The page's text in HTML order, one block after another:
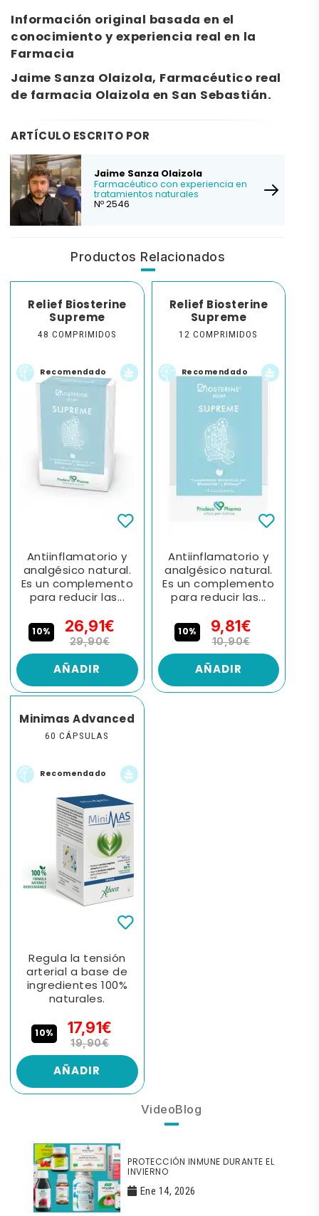
Información original basada en el
conocimiento y experiencia real en la
Farmacia
Jaime Sanza Olaizola, Farmacéutico real
de farmacia Olaizola en San Sebastián.
ARTÍCULO ESCRITO POR
Jaime Sanza Olaizola
Farmacéutico con experiencia en
tratamientos naturales
Nº 2546
Productos Relacionados
Relief Biosterine
Supreme
48 COMPRIMIDOS
Recomendado
Antiinflamatorio y
analgésico natural.
Es un complemento
para reducir las...
10% 26,91€
29,90€
AÑADIR
Relief Biosterine
Supreme
12 COMPRIMIDOS
Recomendado
Antiinflamatorio y
analgésico natural.
Es un complemento
para reducir las...
10% 9,81€
10,90€
AÑADIR
Minimas Advanced
60 CÁPSULAS
Recomendado
Regula la tensión
arterial a base de
ingredientes 100%
naturales.
10% 17,91€
19,90€
AÑADIR
VideoBlog
PROTECCIÓN INMUNE DURANTE EL
INVIERNO
Ene 14, 2026